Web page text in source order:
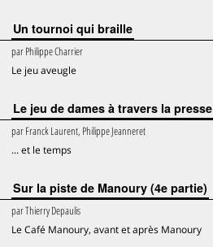
Un tournoi qui braille
parPhilippe Charrier
Le jeu aveugle
Le jeu de dames à travers la presse
parFranck Laurent, Philippe Jeanneret
... et le temps
Sur la piste de Manoury (4e partie)
parThierry Depaulis
Le Café Manoury, avant et après Manoury